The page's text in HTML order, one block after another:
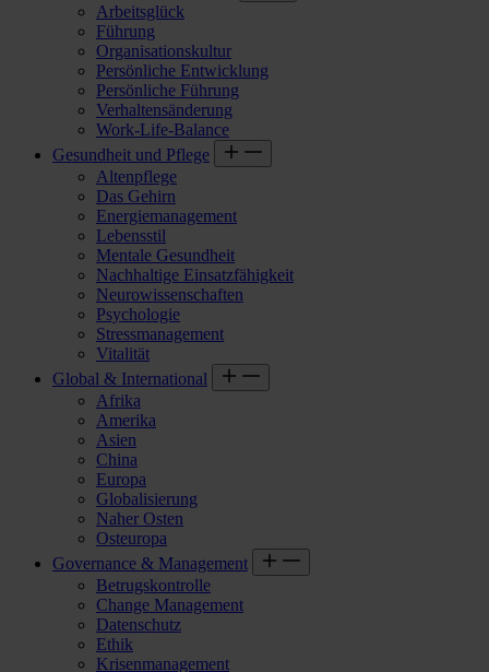
Arbeitsglück
Führung
Organisationskultur
Persönliche Entwicklung
Persönliche Führung
Verhaltensänderung
Work-Life-Balance
Gesundheit und Pflege
Altenpflege
Das Gehirn
Energiemanagement
Lebensstil
Mentale Gesundheit
Nachhaltige Einsatzfähigkeit
Neurowissenschaften
Psychologie
Stressmanagement
Vitalität
Global & International
Afrika
Amerika
Asien
China
Europa
Globalisierung
Naher Osten
Osteuropa
Governance & Management
Betrugskontrolle
Change Management
Datenschutz
Ethik
Krisenmanagement